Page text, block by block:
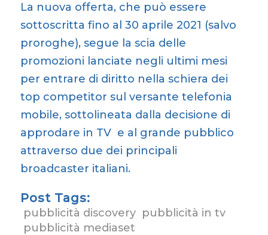
La nuova offerta, che può essere
sottoscritta fino al 30 aprile 2021 (salvo
proroghe), segue la scia delle
promozioni lanciate negli ultimi mesi
per entrare di diritto nella schiera dei
top competitor sul versante telefonia
mobile, sottolineata dalla decisione di
approdare in TV e al grande pubblico
attraverso due dei principali
broadcaster italiani.
Post Tags:
pubblicità discovery pubblicità in tv
pubblicità mediaset